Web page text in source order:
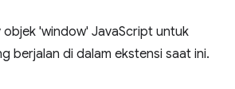
objek 'window' JavaScript untuk
berjalan di dalam ekstensi saat ini.